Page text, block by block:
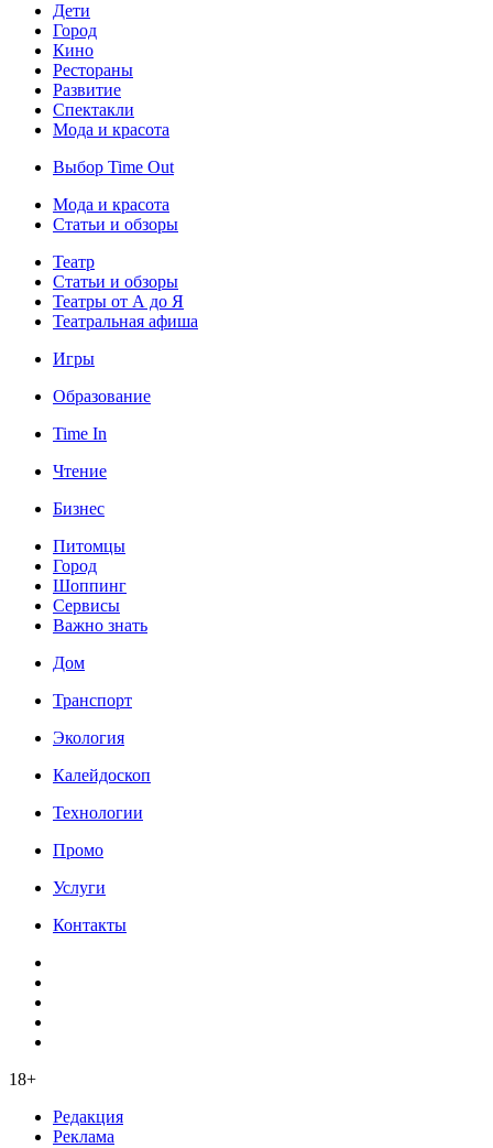
Дети
Город
Кино
Рестораны
Развитие
Спектакли
Мода и красота
Выбор Time Out
Мода и красота
Статьи и обзоры
Театр
Статьи и обзоры
Театры от А до Я
Театральная афиша
Игры
Образование
Time In
Чтение
Бизнес
Питомцы
Город
Шоппинг
Сервисы
Важно знать
Дом
Транспорт
Экология
Калейдоскоп
Технологии
Промо
Услуги
Контакты
18+
Редакция
Реклама